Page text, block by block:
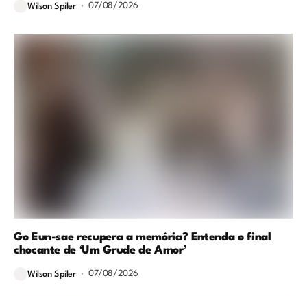
Wilson Spiler 07/08/2026
Go Eun-sae recupera a memória? Entenda o final
chocante de ‘Um Grude de Amor’
Wilson Spiler 07/08/2026